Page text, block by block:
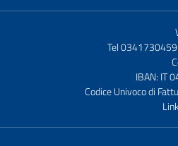
Tel 0341730459
IBAN: IT
Codice Univoco di